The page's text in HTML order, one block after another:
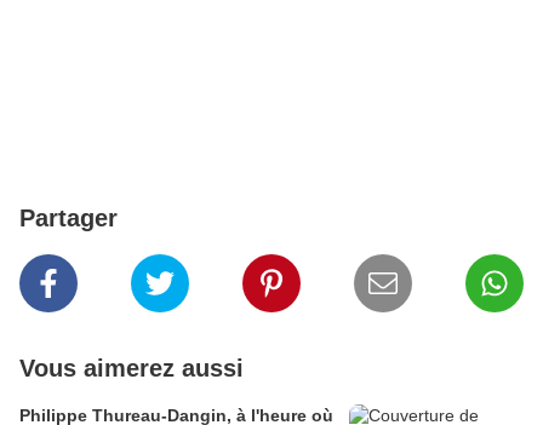
Partager
Vous aimerez aussi
Philippe Thureau-Dangin, à l'heure où